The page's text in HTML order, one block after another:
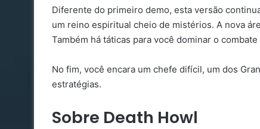
Diferente do primeiro demo, esta versão
um reino espiritual cheio de mistérios. A nova
Também há táticas para você dominar o
No fim, você encara um chefe difícil, um dos
estratégias.
Sobre Death Howl